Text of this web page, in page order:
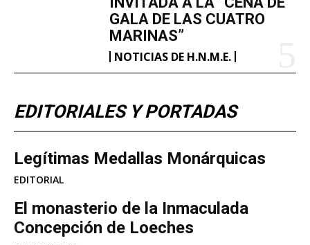
GALA DE LAS CUATRO
MARINAS”
NOTICIAS DE H.N.M.E.
EDITORIALES Y PORTADAS
Legítimas Medallas Monárquicas
EDITORIAL
​El monasterio de la Inmaculada
Concepción de Loeches